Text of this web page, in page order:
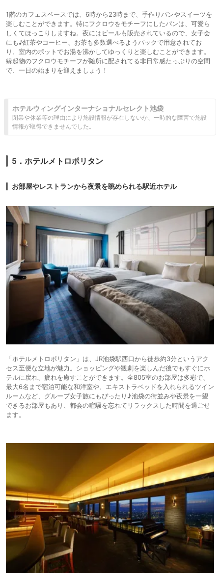
1階のカフェスペースでは、6時から23時まで、手作りパンやスイーツを
楽しむことができます。特にフクロウをモチーフにしたパンは、可愛ら
しくてほっこりしますね。夜にはビールも販売されているので、女子会
にも♪紅茶やコーヒー、お茶も多数選べるようパックで用意されてお
り、室内のポットでお湯を沸かしてゆっくりと楽しむことができます。
縁起物のフクロウモチーフが随所に配されてる非日常感たっぷりの空間
で、一日の始まりを迎えましょう！
ホテルウィングインターナショナルセレクト池袋
閉業や休業等の理由により施設情報が存在しないか、一時的な障害で施設
情報が取得できませんでした。
5．ホテルメトロポリタン
お部屋やレストランから夜景を眺められる駅近ホテル
「ホテルメトロポリタン」は、JR池袋駅西口から徒歩約3分というアク
セス至便な立地が魅力。ショッピングや観劇を楽しんだ後でもすぐにホ
テルに戻れ、疲れを癒すことができます。全805室のお部屋は多彩で、
最大6名まで宿泊可能な和洋室や、エキストラベッドを入れられるツイン
ルームなど、グループ女子旅にもぴったり♪池袋の街並みや夜景を一望
できるお部屋もあり、都会の喧騒を忘れてリラックスした時間を過ごせ
ます。